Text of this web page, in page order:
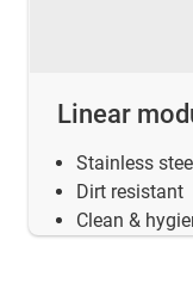
Linear
Stainless
Dirt resistant
Clean &